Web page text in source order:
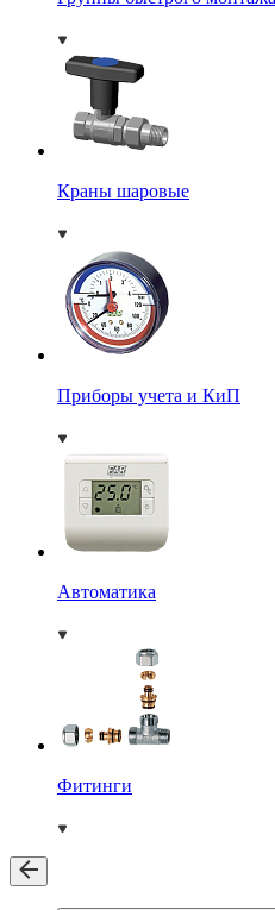
Краны шаровые
Приборы учета и КиП
Автоматика
Фитинги